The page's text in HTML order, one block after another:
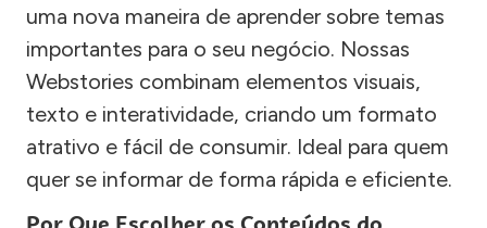
uma nova maneira de aprender sobre temas
importantes para o seu negócio. Nossas
Webstories combinam elementos visuais,
texto e interatividade, criando um formato
atrativo e fácil de consumir. Ideal para quem
quer se informar de forma rápida e eficiente.